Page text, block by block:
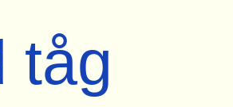
tåg